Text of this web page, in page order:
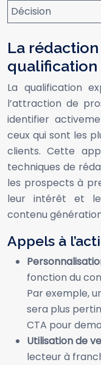
Décision
La
La qualification
l’attraction de
identifier
ceux qui sont les
clients. Cette
techniques de
les prospects à
leur intérêt et
contenu
Appels à
fonction du
Par exemple,
sera plus
CTA pour
Utilisation de
lecteur à